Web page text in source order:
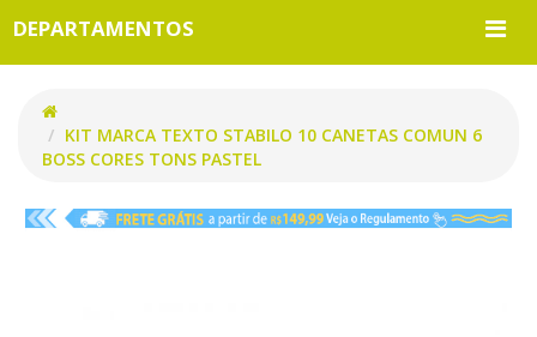
DEPARTAMENTOS
KIT MARCA TEXTO STABILO 10 CANETAS COMUN 6
BOSS CORES TONS PASTEL